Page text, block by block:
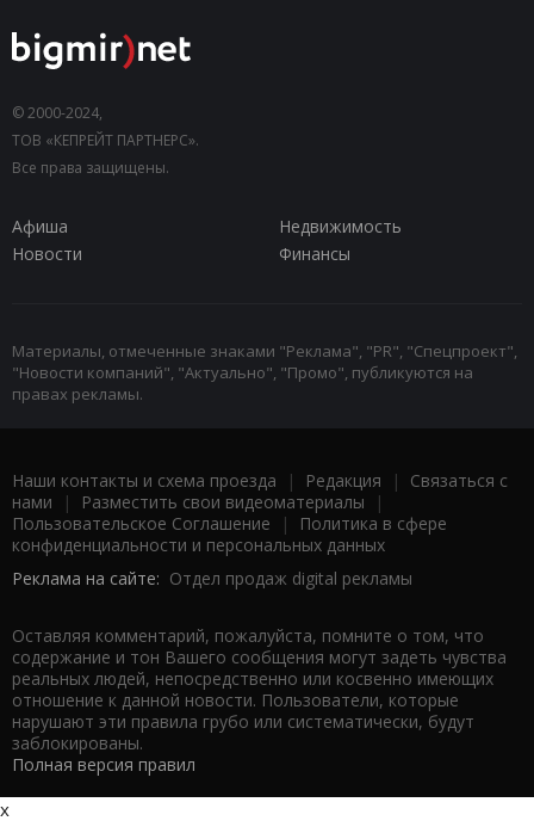
© 2000-2024,
ТОВ «КЕПРЕЙТ ПАРТНЕРС».
Все права защищены.
Афиша
Недвижимость
Новости
Финансы
Материалы, отмеченные знаками "Реклама", "PR", "Спецпроект",
"Новости компаний", "Актуально", "Промо", публикуются на
правах рекламы.
Наши контакты и схема проезда | Редакция | Связаться с
нами | Разместить свои видеоматериалы |
Пользовательское Соглашение |
Политика в сфере
конфиденциальности и персональных данных
Реклама на сайте: Отдел продаж digital рекламы
Оставляя комментарий, пожалуйста, помните о том, что
содержание и тон Вашего сообщения могут задеть чувства
реальных людей, непосредственно или косвенно имеющих
отношение к данной новости. Пользователи, которые
нарушают эти правила грубо или систематически, будут
заблокированы.
Полная версия правил
x